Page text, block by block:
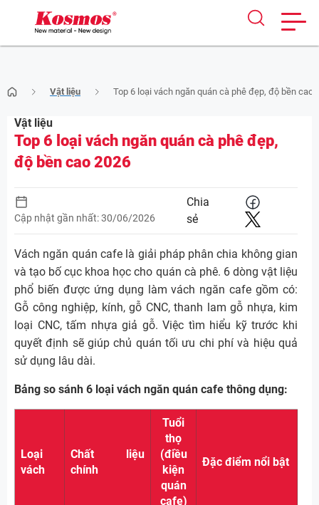
to
content
Vật liệu Top 6 loại vách ngăn quán cà phê đẹp, độ bền cao
Vật liệu
Top 6 loại vách ngăn quán cà phê đẹp,
độ bền cao 2026
Cập nhật gần nhất: 30/06/2026
Chia
sẻ
Vách ngăn quán cafe là giải pháp phân chia không gian
và tạo bố cục khoa học cho quán cà phê. 6 dòng vật liệu
phổ biến được ứng dụng làm vách ngăn cafe gồm có:
Gỗ công nghiệp, kính, gỗ CNC, thanh lam gỗ nhựa, kim
loại CNC, tấm nhựa giả gỗ. Việc tìm hiểu kỹ trước khi
quyết định sẽ giúp chủ quán tối ưu chi phí và hiệu quả
sử dụng lâu dài.
Bảng so sánh 6 loại vách ngăn quán cafe thông dụng:
Loại
vách
Chất liệu
chính
Tuổi
thọ
(điều
kiện
quán
cafe)
Đặc điểm nổi bật